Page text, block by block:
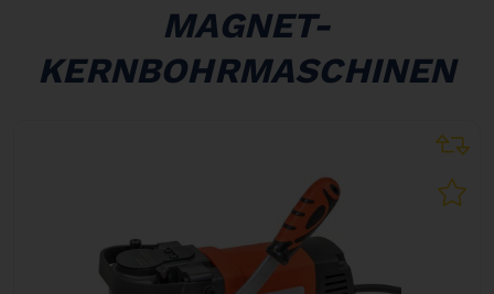
MAGNET-
KERNBOHRMASCHINEN